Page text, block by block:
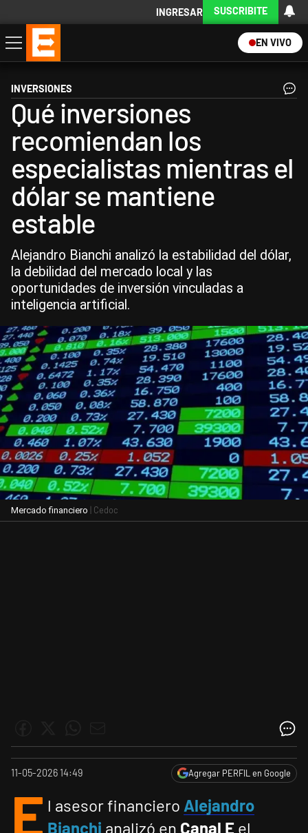
INGRESAR SUSCRIBITE
EN VIVO
Economía
Política
Internacional
Actualidad
Descargá la App
INVERSIONES
Qué inversiones
recomiendan los
especialistas mientras el
dólar se mantiene
estable
Alejandro Bianchi analizó la estabilidad del dólar,
la debilidad del mercado local y las
oportunidades de inversión vinculadas a
inteligencia artificial.
Mercado financiero | Cedoc
11-05-2026 14:49 Agregar PERFIL en Google
E l asesor financiero Alejandro
Bianchi analizó en Canal E el